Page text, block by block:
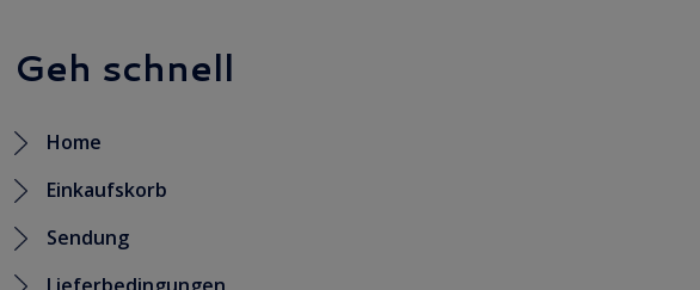
Geh schnell
Home
Einkaufskorb
Sendung